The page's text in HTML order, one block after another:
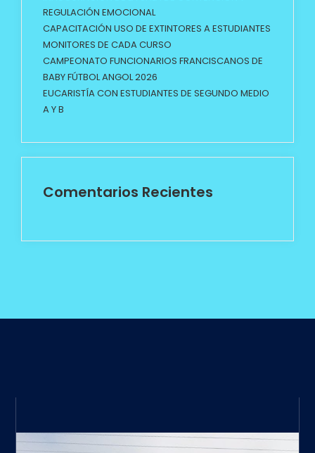
REGULACIÓN EMOCIONAL
CAPACITACIÓN USO DE EXTINTORES A ESTUDIANTES
MONITORES DE CADA CURSO
CAMPEONATO FUNCIONARIOS FRANCISCANOS DE
BABY FÚTBOL ANGOL 2026
EUCARISTÍA CON ESTUDIANTES DE SEGUNDO MEDIO
A Y B
Comentarios Recientes